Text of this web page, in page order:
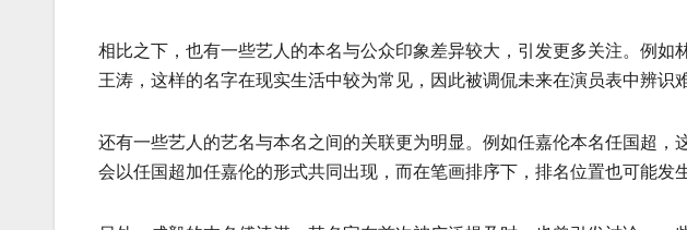
相比之下，也有一些艺人的本名与公众印象差异较大，引发更多关注。例
王涛，这样的名字在现实生活中较为常见，因此被调侃未来在演员表中辨识
还有一些艺人的艺名与本名之间的关联更为明显。例如任嘉伦本名任国超
会以任国超加任嘉伦的形式共同出现，而在笔画排序下，排名位置也可能发